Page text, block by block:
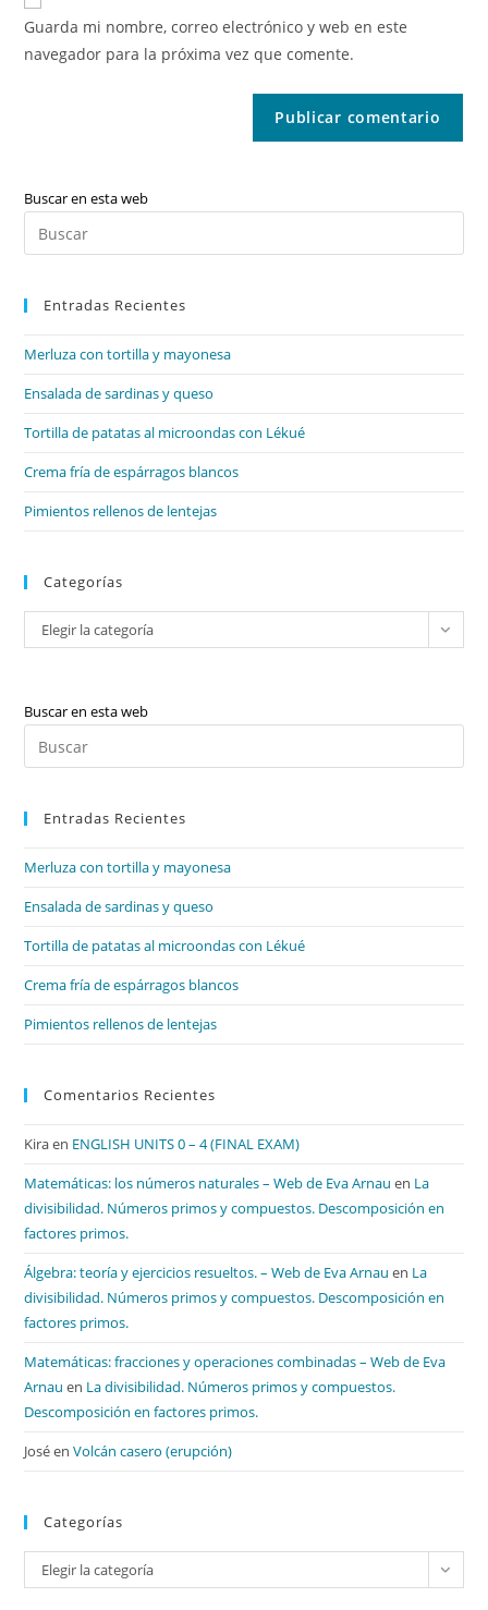
Guarda mi nombre, correo electrónico y web en este
navegador para la próxima vez que comente.
Buscar en esta web
Entradas Recientes
Merluza con tortilla y mayonesa
Ensalada de sardinas y queso
Tortilla de patatas al microondas con Lékué
Crema fría de espárragos blancos
Pimientos rellenos de lentejas
Categorías
Categorías
Elegir la categoría
Buscar en esta web
Entradas Recientes
Merluza con tortilla y mayonesa
Ensalada de sardinas y queso
Tortilla de patatas al microondas con Lékué
Crema fría de espárragos blancos
Pimientos rellenos de lentejas
Comentarios Recientes
Kiraen ENGLISH UNITS 0 – 4 (FINAL EXAM)
Matemáticas: los números naturales – Web de Eva Arnau en La
divisibilidad. Números primos y compuestos. Descomposición en
factores primos.
Álgebra: teoría y ejercicios resueltos. – Web de Eva Arnau en La
divisibilidad. Números primos y compuestos. Descomposición en
factores primos.
Matemáticas: fracciones y operaciones combinadas – Web de Eva
Arnau en La divisibilidad. Números primos y compuestos.
Descomposición en factores primos.
JoséenVolcán casero (erupción)
Categorías
Categorías
Elegir la categoría